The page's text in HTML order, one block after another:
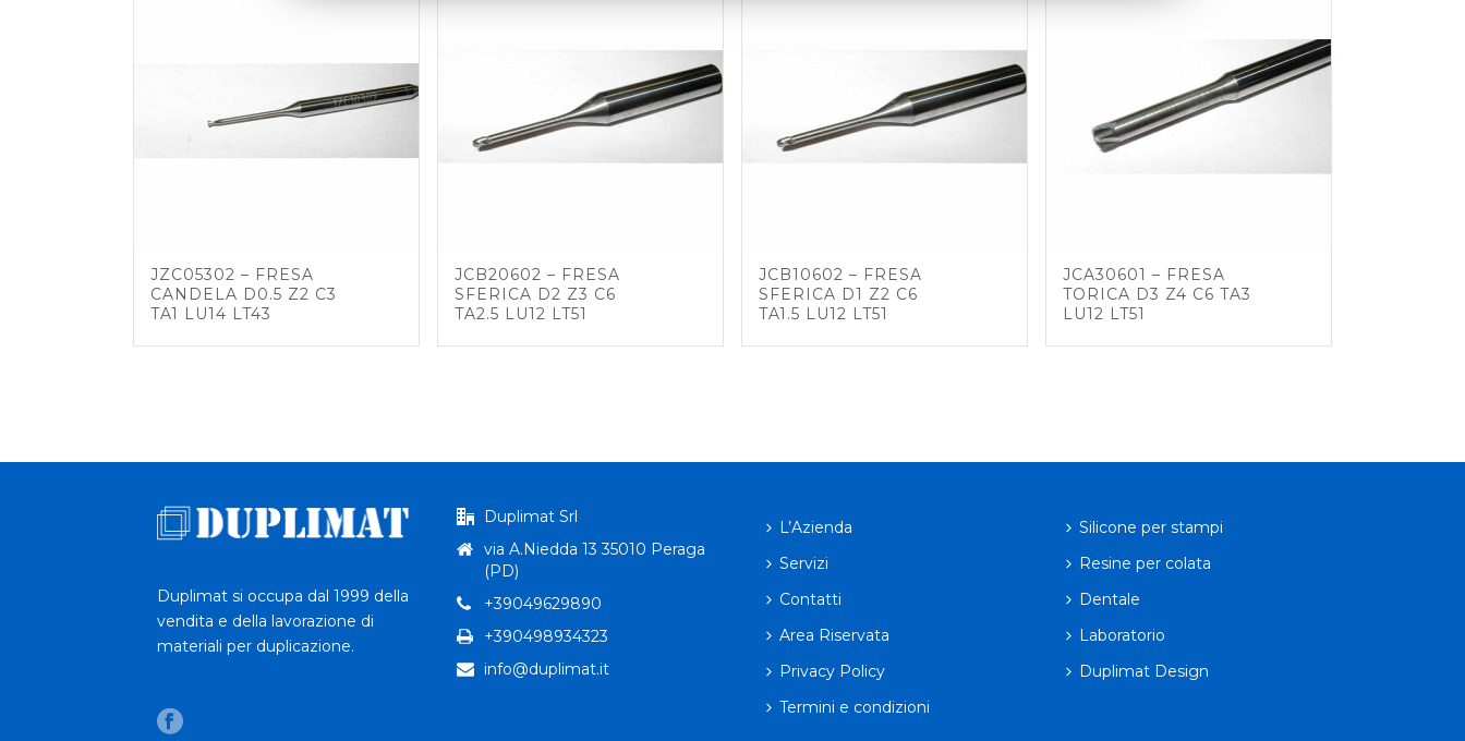
JZC05302 – FRESA
CANDELA D0.5 Z2 C3
TA1 LU14 LT43
JCB20602 – FRESA
SFERICA D2 Z3 C6
TA2.5 LU12 LT51
JCB10602 – FRESA
SFERICA D1 Z2 C6
TA1.5 LU12 LT51
JCA30601 – FRESA
TORICA D3 Z4 C6 TA3
LU12 LT51
Duplimat si occupa dal 1999 della
vendita e della lavorazione di
materiali per duplicazione.
Duplimat Srl
via A.Niedda 13 35010 Peraga
(PD)
+39049629890
+390498934323
info@duplimat.it
L’Azienda
Servizi
Contatti
Area Riservata
Privacy Policy
Termini e condizioni
Silicone per stampi
Resine per colata
Dentale
Laboratorio
Duplimat Design